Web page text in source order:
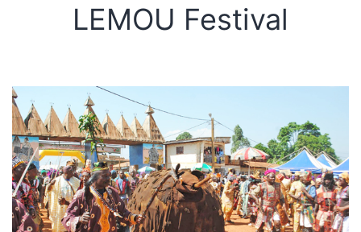
LEMOU Festival